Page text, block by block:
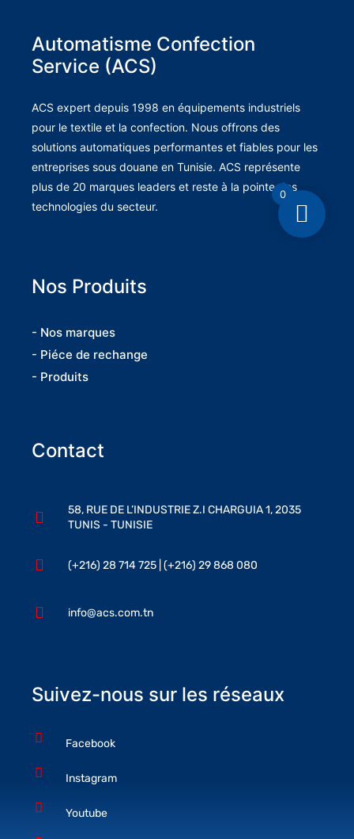
Automatisme Confection
Service (ACS)
ACS expert depuis 1998 en équipements industriels
pour le textile et la confection. Nous offrons des
solutions automatiques performantes et fiables pour les
entreprises sous douane en Tunisie. ACS représente
plus de 20 marques leaders et reste à la pointe des
technologies du secteur.
Nos Produits
- Nos marques
- Piéce de rechange
- Produits
Contact
58, RUE DE L’INDUSTRIE Z.I CHARGUIA 1, 2035
TUNIS - TUNISIE
(+216) 28 714 725 | (+216) 29 868 080
info@acs.com.tn
Suivez-nous sur les réseaux
Facebook
Instagram
Youtube
0